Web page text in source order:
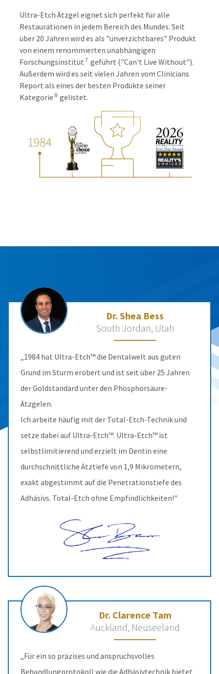
Ultra-Etch Ätzgel eignet sich perfekt für alle
Restaurationen in jedem Bereich des Mundes. Seit
über 20 Jahren wird es als "unverzichtbares" Produkt
von einem renommierten unabhängigen
Forschungsinstitut 7 geführt ("Can't Live Without").
Außerdem wird es seit vielen Jahren vom Clinicians
Report als eines der besten Produkte seiner
Kategorie 8 gelistet.
Dr. Shea Bess
South Jordan, Utah
„1984 hat Ultra-Etch™ die Dentalwelt aus guten
Grund im Sturm erobert und ist seit über 25 Jahren
der Goldstandard unter den Phosphorsäure-
Ätzgelen.
Ich arbeite häufig mit der Total-Etch-Technik und
setze dabei auf Ultra-Etch™. Ultra-Etch™ ist
selbstlimitierend und erzielt im Dentin eine
durchschnittliche Ätztiefe von 1,9 Mikrometern,
exakt abgestimmt auf die Penetrationstiefe des
Adhäsivs. Total-Etch ohne Empfindlichkeiten!"
Dr. Clarence Tam
Auckland, Neuseeland
„Für ein so präzises und anspruchsvolles
Behandlungprotokoll wie die Adhäsivtechnik bietet